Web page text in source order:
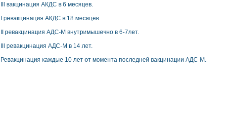
III вакцинация АКДС в 6 месяцев.
I ревакцинация АКДС в 18 месяцев.
II ревакцинация АДС-М внутримышечно в 6-7лет.
III ревакцинация АДС-М в 14 лет.
Ревакцинация каждые 10 лет от момента последней вакцинации АДС-М.